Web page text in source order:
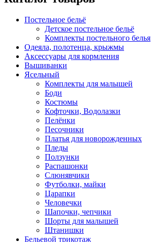
Постельное бельё
Детское постельное бельё
Комплекты постельного белья
Одеяла, полотенца, крыжмы
Аксессуары для кормления
Вышиванки
Ясельный
Комплекты для малышей
Боди
Костюмы
Кофточки, Водолазки
Пелёнки
Песочники
Платья для новорожденных
Пледы
Ползунки
Распашонки
Слюнявчики
Футболки, майки
Царапки
Человечки
Шапочки, чепчики
Шорты для малышей
Штанишки
Бельевой трикотаж